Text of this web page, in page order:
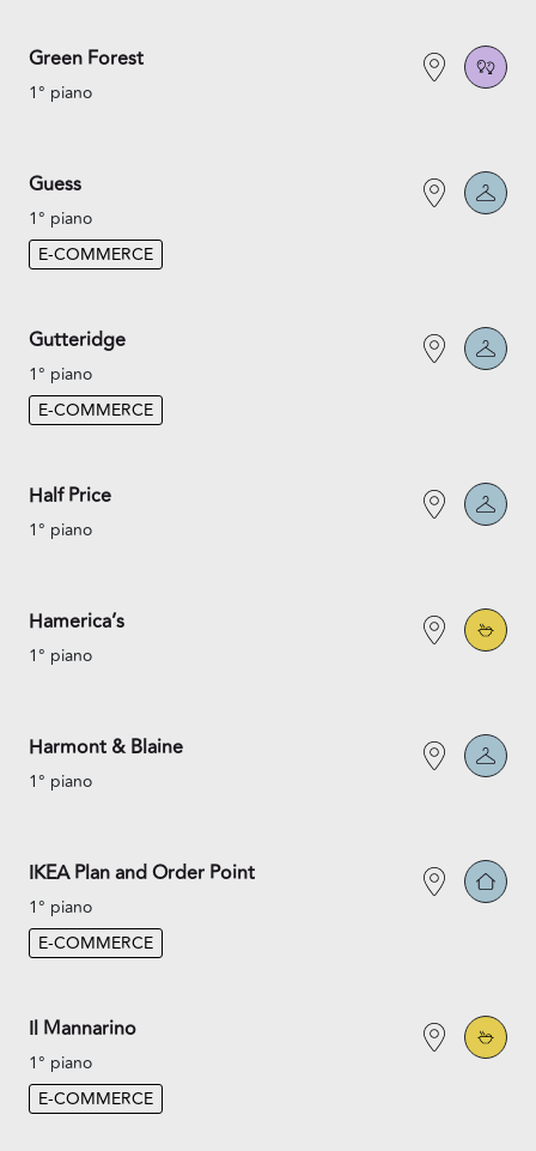
Green Forest
1° piano
Guess
1° piano
E-COMMERCE
Gutteridge
1° piano
E-COMMERCE
Half Price
1° piano
Hamerica’s
1° piano
Harmont & Blaine
1° piano
IKEA Plan and Order Point
1° piano
E-COMMERCE
Il Mannarino
1° piano
E-COMMERCE